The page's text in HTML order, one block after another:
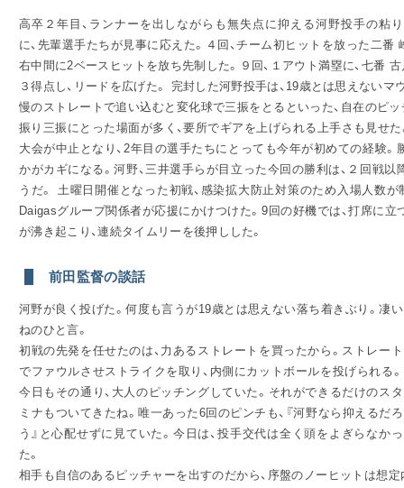
お問
高卒２年目、ランナーを出しながらも無失点に抑える河野投手の粘り
に、先輩選手たちが見事に応えた。４回、チーム初ヒットを放った二
右中間に2ベースヒットを放ち先制した。９回、１アウト満塁に、七番
３得点し、リードを広げた。 完封した河野投手は、19歳とは思えない
慢のストレートで追い込むと変化球で三振をとるといった、自在のピ
振り三振にとった場面が多く、要所でギアを上げられる上手さも見せ
大会が中止となり、2年目の選手たちにとっても今年が初めての経験
かがカギになる。河野、三井選手らが目立った今回の勝利は、２回戦
うだ。 土曜日開催となった初戦、感染拡大防止対策のため入場人数
Daigasグループ関係者が応援にかけつけた。9回の好機では、打席に
が沸き起こり、連続タイムリーを後押しした。
前田監督の談話
河野が良く投げた。何度も言うが19歳とは思えない落ち着きぶり。凄い
ねのひと言。
初戦の先発を任せたのは、力あるストレートを買ったから。ストレート
でファウルさせストライクを取り、内側にカットボールを投げられる。
今日もその通り、大人のピッチングしていた。それができるだけのスタ
ミナもついてきたね。唯一あった6回のピンチも、『河野なら抑えるだろ
う』と心配せずに見ていた。今日は、投手交代は全く頭をよぎらなかっ
た。
相手も自信のあるピッチャーを出すのだから、序盤のノーヒットは想定